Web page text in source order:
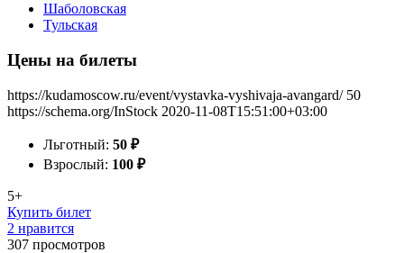
Шаболовская
Тульская
Цены на билеты
https://kudamoscow.ru/event/vystavka-vyshivaja-avangard/ 50
https://schema.org/InStock 2020-11-08T15:51:00+03:00
Льготный: 50 ₽
Взрослый: 100 ₽
5+
Купить билет
2 нравится
307 просмотров